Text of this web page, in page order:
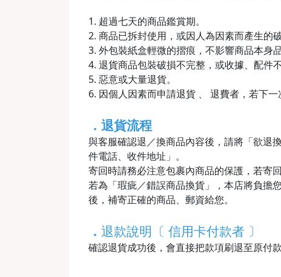
1. 超過七天的商品鑑賞期。
2. 商品已拆封使用，或因人為因素而產生的
3. 外包裝紙盒輕微的摺痕，不影響商品本身品
4. 退貨商品包裝破損不完整，或收據、配件不
5. 惡意或大量退貨。
6. 因個人因素而申請退貨 、 退費者，若下
．退貨流程
與客服確認退／換商品內容後，請將「欲退
件電話、收件地址」。
寄回時請務必注意包裹內商品的保護，若寄
若為「瑕疵／錯誤商品換貨」，本店將負擔
後，補寄正確的商品、郵資給您。
． 退款說明〔 信用卡付款者 〕
確認退貨成功後，會直接把款項刷退至原付